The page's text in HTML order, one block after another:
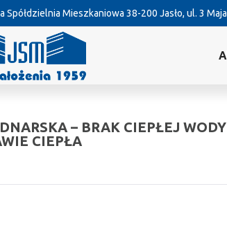
Spółdzielnia Mieszkaniowa 38-200 Jasło, ul. 3
– BRAK CIEPŁEJ
CIEPŁA